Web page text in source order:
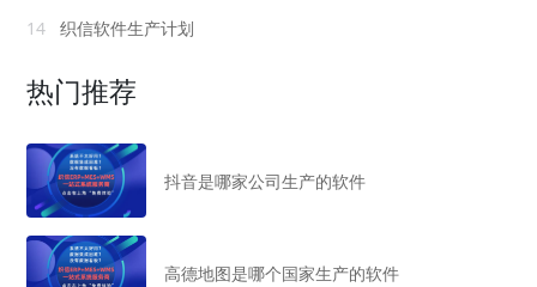
14
织信软件生产计划
热门推荐
抖音是哪家公司生产的软件
高德地图是哪个国家生产的软件